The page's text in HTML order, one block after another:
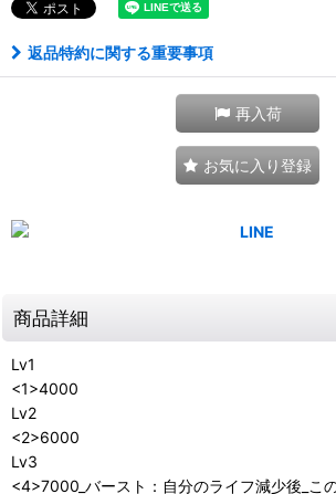
返品特約に関する重要事項
再入荷
お気に入り登録
商品詳細
Lv1
<1>4000
Lv2
<2>6000
Lv3
<4>7000_バースト：自分のライフ減少後_こ